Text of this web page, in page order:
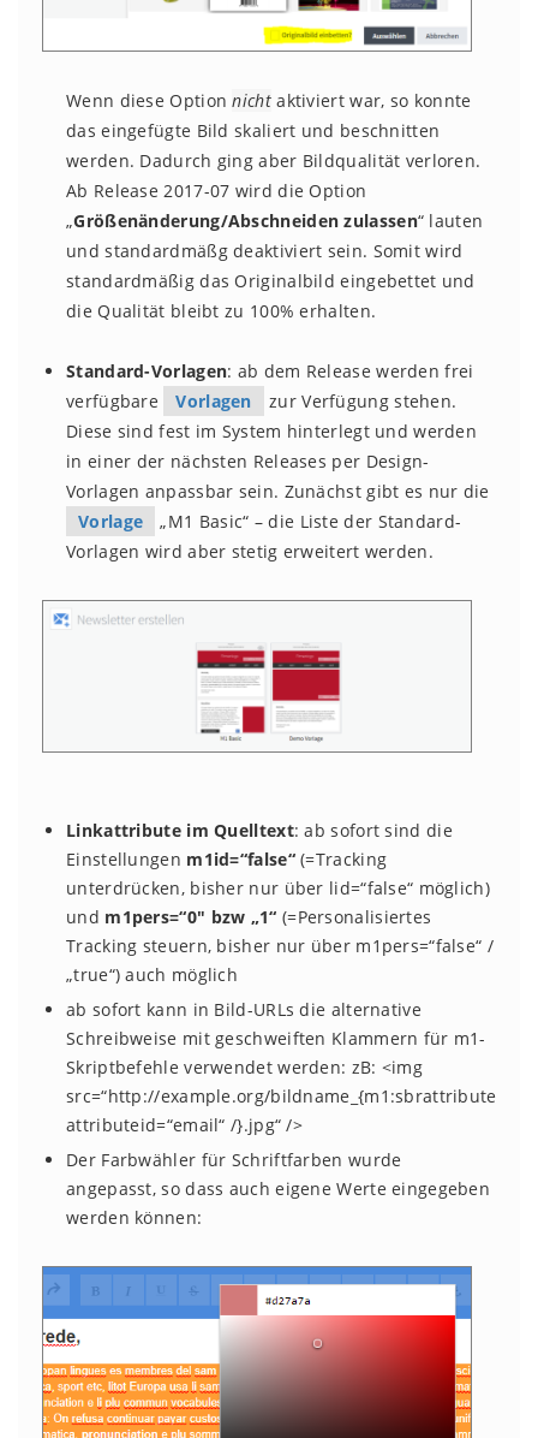
Wenn diese Optionnichtaktiviert war, so konnte
das eingefügte Bild skaliert und beschnitten
werden. Dadurch ging aber Bildqualität verloren.
Ab Release 2017-07 wird die Option
„Größenänderung/Abschneiden zulassen“ lauten
und standardmäßg deaktiviert sein. Somit wird
standardmäßig das Originalbild eingebettet und
die Qualität bleibt zu 100% erhalten.
Standard-Vorlagen: ab dem Release werden frei
verfügbare
Vorlagen
zur Verfügung stehen.
Diese sind fest im System hinterlegt und werden
in einer der nächsten Releases per Design-
Vorlagen anpassbar sein. Zunächst gibt es nur die
Vorlage
„M1 Basic“ – die Liste der Standard-
Vorlagen wird aber stetig erweitert werden.
Linkattribute im Quelltext: ab sofort sind die
Einstellungen m1id=“false“(=Tracking
unterdrücken, bisher nur über lid=“false“ möglich)
und m1pers=“0″ bzw „1“ (=Personalisiertes
Tracking steuern, bisher nur über m1pers=“false“ /
„true“) auch möglich
ab sofort kann in Bild-URLs die alternative
Schreibweise mit geschweiften Klammern für m1-
Skriptbefehle verwendet werden: zB: <img
src=“http://example.org/bildname_{m1:sbrattribute
attributeid=“email“ /}.jpg“ />
Der Farbwähler für Schriftfarben wurde
angepasst, so dass auch eigene Werte eingegeben
werden können: